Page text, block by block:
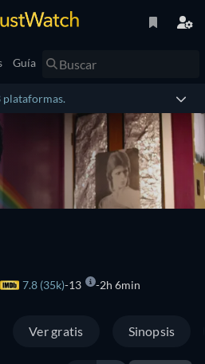
Guía
7.8 (35k) 13 2h 6min
Ver gratis Sinopsis